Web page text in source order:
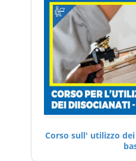
Corso sull' utilizzo